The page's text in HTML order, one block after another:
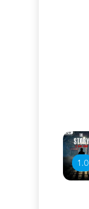
1.0